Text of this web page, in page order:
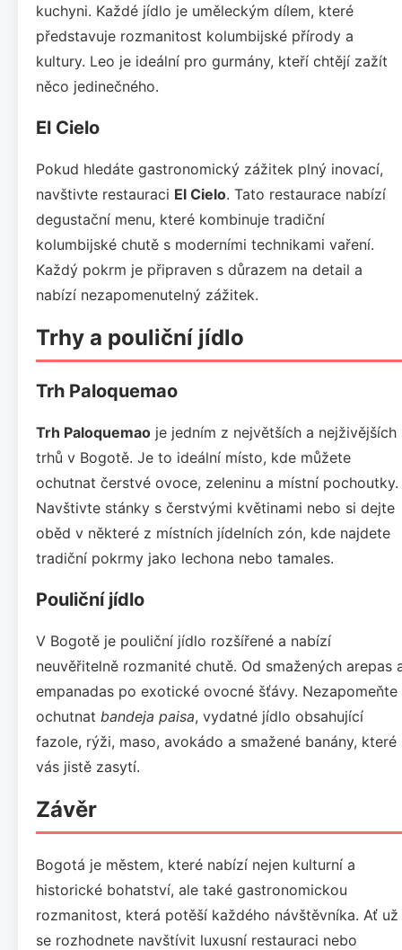
kuchyni. Každé jídlo je uměleckým dílem, které
představuje rozmanitost kolumbijské přírody a
kultury. Leo je ideální pro gurmány, kteří chtějí zažít
něco jedinečného.
El Cielo
Pokud hledáte gastronomický zážitek plný inovací,
navštivte restauraci El Cielo. Tato restaurace nabízí
degustační menu, které kombinuje tradiční
kolumbijské chutě s moderními technikami vaření.
Každý pokrm je připraven s důrazem na detail a
nabízí nezapomenutelný zážitek.
Trhy a pouliční jídlo
Trh Paloquemao
Trh Paloquemao je jedním z největších a nejživějších
trhů v Bogotě. Je to ideální místo, kde můžete
ochutnat čerstvé ovoce, zeleninu a místní pochoutky.
Navštivte stánky s čerstvými květinami nebo si dejte
oběd v některé z místních jídelních zón, kde najdete
tradiční pokrmy jako lechona nebo tamales.
Pouliční jídlo
V Bogotě je pouliční jídlo rozšířené a nabízí
neuvěřitelně rozmanité chutě. Od smažených arepas
empanadas po exotické ovocné šťávy. Nezapomeňte
ochutnat bandeja paisa, vydatné jídlo obsahující
fazole, rýži, maso, avokádo a smažené banány, které
vás jistě zasytí.
Závěr
Bogotá je městem, které nabízí nejen kulturní a
historické bohatství, ale také gastronomickou
rozmanitost, která potěší každého návštěvníka. Ať už
se rozhodnete navštívit luxusní restauraci nebo